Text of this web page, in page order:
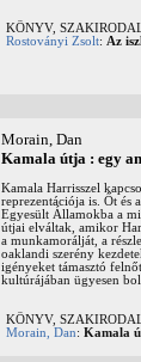
KÖNYV,
Rostoványi Zsolt: Az
Morain, Dan
Kamala útja : egy
Kamala Harrisszel
reprezentációja is. Őt és
Egyesült Államokba a
útjai elváltak, amikor
a munkamorálját, a
oaklandi szerény
igényeket támasztó
kultúrájában ügyesen
KÖNYV,
Morain, Dan: Kamala